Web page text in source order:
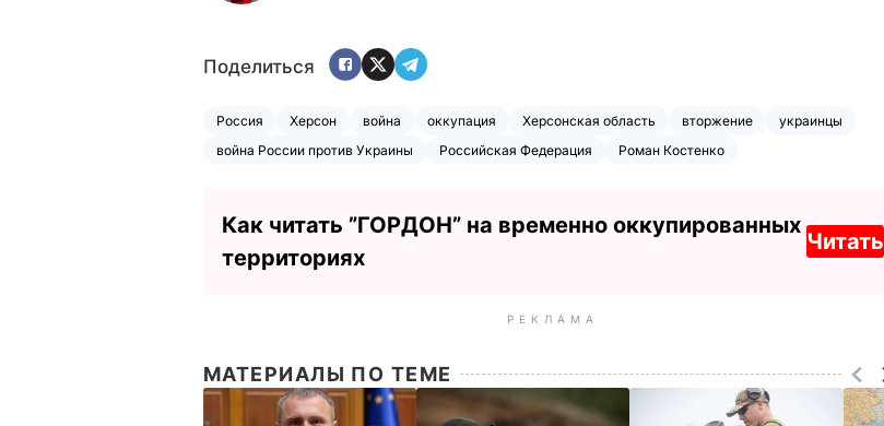
Поделиться
Россия Херсон война оккупация Херсонская область вторжение
украинцы
война России против Украины
Российская Федерация Роман Костенко
Как читать ”ГОРДОН” на временно оккупированных
территориях
Читать
РЕКЛАМА
МАТЕРИАЛЫ ПО ТЕМЕ